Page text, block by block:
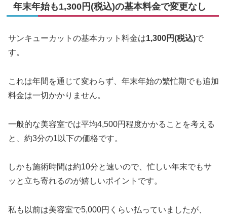
年末年始も1,300円(税込)の基本料金で変更なし
サンキューカットの基本カット料金は1,300円(税込)で
す。
これは年間を通じて変わらず、年末年始の繁忙期でも追加
料金は一切かかりません。
一般的な美容室では平均4,500円程度かかることを考える
と、約3分の1以下の価格です。
しかも施術時間は約10分と速いので、忙しい年末でもサ
ッと立ち寄れるのが嬉しいポイントです。
私も以前は美容室で5,000円くらい払っていましたが、